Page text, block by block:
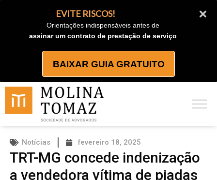
EVITE RISCOS!
Orientações indispensáveis antes de
assinar um contrato de prestação de serviço
BAIXAR GUIA GRATUITO
Notícias fevereiro 18, 2025
TRT-MG concede indenização
a vendedora vítima de piadas